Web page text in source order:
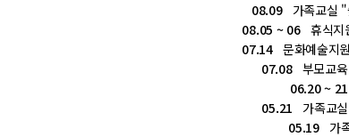
08.09가족교실 "
08.05 ~ 06휴식지
07.14문화예술지원
07.08부모교육
06.20 ~ 21
05.21 가족교
05.19가족